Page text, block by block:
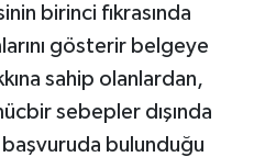
birinci fıkrasında
gösterir belgeye
sahip olanlardan,
sebepler dışında
bulunduğu